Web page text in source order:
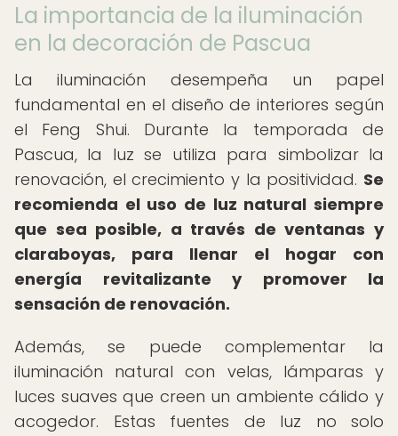
La importancia de la iluminación
en la decoración de Pascua
La iluminación desempeña un papel
fundamental en el diseño de interiores según
el Feng Shui. Durante la temporada de
Pascua, la luz se utiliza para simbolizar la
renovación, el crecimiento y la positividad. Se
recomienda el uso de luz natural siempre
que sea posible, a través de ventanas y
claraboyas, para llenar el hogar con
energía revitalizante y promover la
sensación de renovación.
Además, se puede complementar la
iluminación natural con velas, lámparas y
luces suaves que creen un ambiente cálido y
acogedor. Estas fuentes de luz no solo